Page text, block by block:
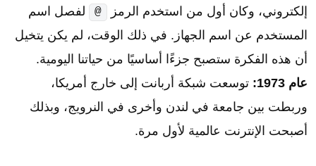
إلكتروني، وكان أول من استخدم الرمز
@
لفصل اسم
المستخدم عن اسم الجهاز. في ذلك الوقت، لم يكن يتخيل
أن هذه الفكرة ستصبح جزءًا أساسيًا من حياتنا اليومية.
عام 1973:
توسعت شبكة أربانت إلى خارج أمريكا،
وربطت بين جامعة في لندن وأخرى في النرويج، وبذلك
أصبحت الإنترنت عالمية لأول مرة.